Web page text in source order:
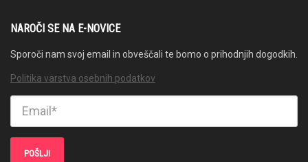
NAROČI SE NA E-NOVICE
Sporoči nam svoj email in obveščali te bomo o prihodnjih dogodkih.
Politika varstva osebnih podatkov